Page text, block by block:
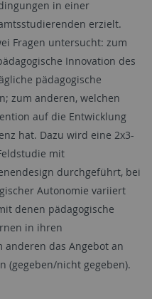
in einer
erzielt.
Fragen untersucht: zum
Innovation des
pädagogische
zum anderen, welchen
auf die Entwicklung
hat. Dazu wird eine 2x3-
mit
durchgeführt, bei
Autonomie variiert
denen pädagogische
in ihren
anderen das Angebot an
(gegeben/nicht gegeben).